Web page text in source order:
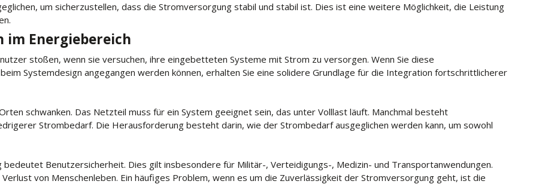
um sicherzustellen, dass die Stromversorgung stabil und stabil ist. Dies ist eine weitere Möglichkeit, die Leistung
im Energiebereich
stoßen, wenn sie versuchen, ihre eingebetteten Systeme mit Strom zu versorgen. Wenn Sie diese
Systemdesign angegangen werden können, erhalten Sie eine solidere Grundlage für die Integration fortschrittlicherer
schwanken. Das Netzteil muss für ein System geeignet sein, das unter Volllast läuft. Manchmal besteht
Strombedarf. Die Herausforderung besteht darin, wie der Strombedarf ausgeglichen werden kann, um sowohl
Benutzersicherheit. Dies gilt insbesondere für Militär-, Verteidigungs-, Medizin- und Transportanwendungen.
von Menschenleben. Ein häufiges Problem, wenn es um die Zuverlässigkeit der Stromversorgung geht, ist die